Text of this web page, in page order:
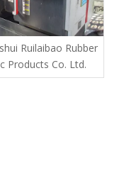
Ruilaibao Rubber
Products Co. Ltd.